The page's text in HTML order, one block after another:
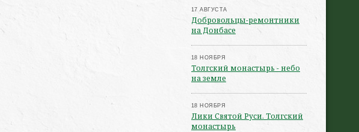
17 АВГУСТА
Добровольцы-ремонтники
на Донбасе
18 НОЯБРЯ
Толгский монастырь - небо
на земле
18 НОЯБРЯ
Лики Святой Руси. Толгский
монастырь